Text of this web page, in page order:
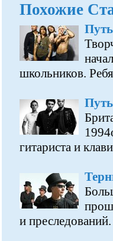
Похожие
школьников.
гитариста и
и